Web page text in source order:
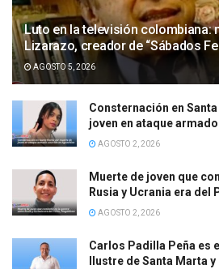
Luto en la televisión colombiana:
Lizarazo, creador de “Sábados
AGOSTO 5, 2026
Consternación en
joven en ataque
AGOSTO 2, 2026
Muerte de joven que
Rusia y Ucrania era del
AGOSTO 2, 2026
Carlos Padilla Peña es
Ilustre de Santa Marta